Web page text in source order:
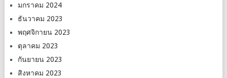
มกราคม 2024
ธันวาคม 2023
พฤศจิกายน 2023
ตุลาคม 2023
กันยายน 2023
สิงหาคม 2023